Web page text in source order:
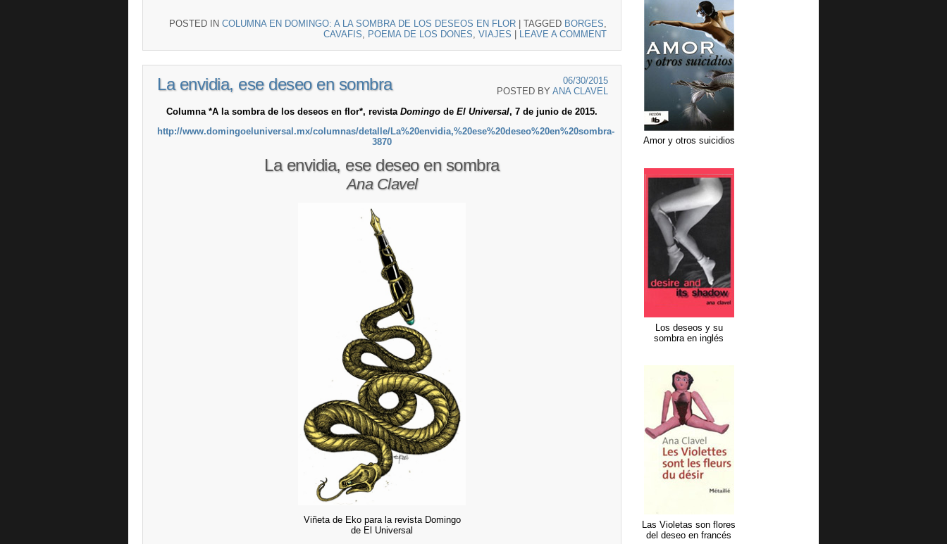
POSTED IN COLUMNA EN DOMINGO: A LA SOMBRA DE LOS DESEOS EN FLOR TAGGED BORGES,
CAVAFIS, POEMA DE LOS DONES, VIAJES LEAVE A COMMENT
La envidia, ese deseo en sombra
06/30/2015
POSTED BY ANA CLAVEL
Columna *A la sombra de los deseos en flor*, revista Domingo de El Universal, 7 de junio de 2015.
http://www.domingoeluniversal.mx/columnas/detalle/La%20envidia,%20ese%20deseo%20en%20sombra-
3870
La envidia, ese deseo en sombra
Ana Clavel
Viñeta de Eko para la revista Domingo
de El Universal
Amor y otros suicidios
Los deseos y su
sombra en inglés
Las Violetas son flores
del deseo en francés